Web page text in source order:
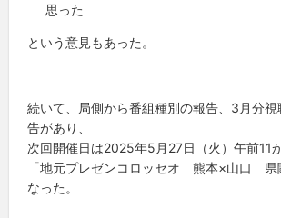
思った
という意見もあった。
続いて、局側から番組種別の報告、3月分
告があり、
次回開催日は2025年5月27日（火）午前11か
「地元プレゼンコロッセオ 熊本×山口 県
なった。